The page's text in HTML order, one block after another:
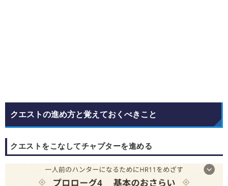
クエストの進め方と覚えておくべきこと
クエストをこなしてチャプターを進める